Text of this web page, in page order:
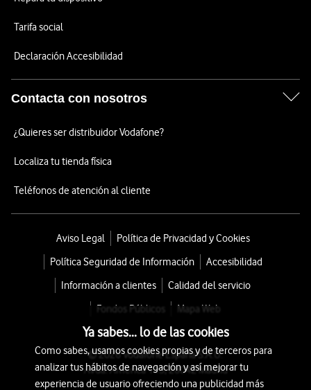
Tarifa social
Declaración Accesibilidad
Contacta con nosotros
¿Quieres ser distribuidor Vodafone?
Localiza tu tienda física
Teléfonos de atención al cliente
Aviso Legal
Política de Privacidad y Cookies
Política Seguridad de Información
Accesibilidad
Información a clientes
Calidad del servicio
Fondos Públicos
Mapa Web
© 2026 Vodafone España S.A.U.
Avda. América 115, 28042 Madrid
Ya sabes... lo de las cookies
Como sabes, usamos cookies propias y de terceros para
analizar tus hábitos de navegación y así mejorar tu
experiencia de usuario ofreciendo una publicidad más